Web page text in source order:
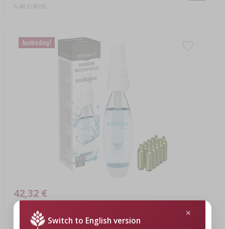
6,48 EUR/st.
Aanbieding!
Saturator voor water en dranken + 10 patronen
42,32 €
Switch to English version